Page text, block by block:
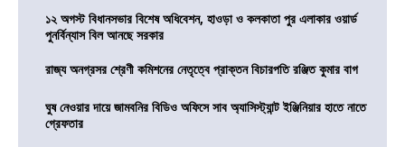
১২ অগস্ট বিধানসভার বিশেষ অধিবেশন, হাওড়া ও কলকাতা পুর এলাকার ওয়ার্ড
পুনর্বিন্যাস বিল আনছে সরকার
রাজ্য অনগ্রসর শ্রেণী কমিশনের নেতৃত্বে প্রাক্তন বিচারপতি রঞ্জিত কুমার বাগ
ঘুষ নেওয়ার দায়ে জামবনির বিডিও অফিসে সাব অ্যাসিস্ট্যান্ট ইঞ্জিনিয়ার হাতে নাতে
গ্রেফতার